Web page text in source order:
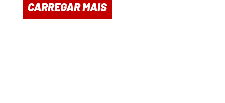
CARREGAR MAIS